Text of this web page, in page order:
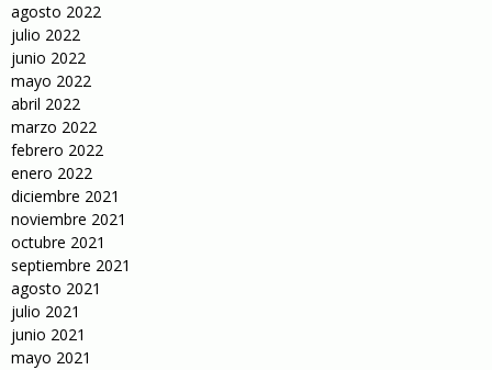
agosto 2022
julio 2022
junio 2022
mayo 2022
abril 2022
marzo 2022
febrero 2022
enero 2022
diciembre 2021
noviembre 2021
octubre 2021
septiembre 2021
agosto 2021
julio 2021
junio 2021
mayo 2021